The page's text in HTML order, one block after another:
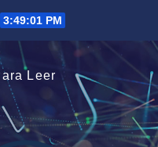
3:49:02 PM
Leer